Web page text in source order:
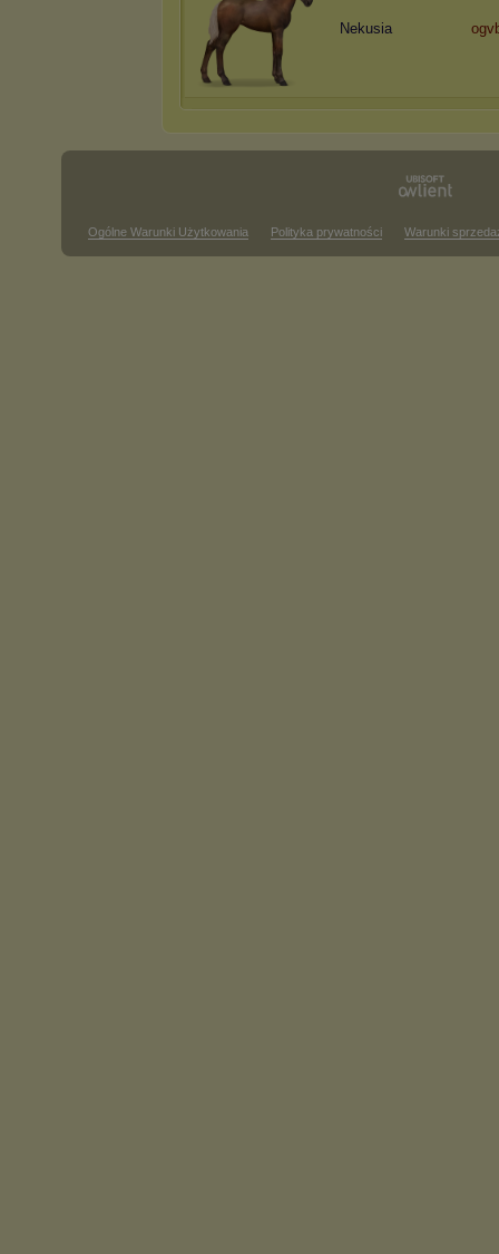
Nekusia
Ogólne Warunki Użytkowania Polityka prywatności Warunki